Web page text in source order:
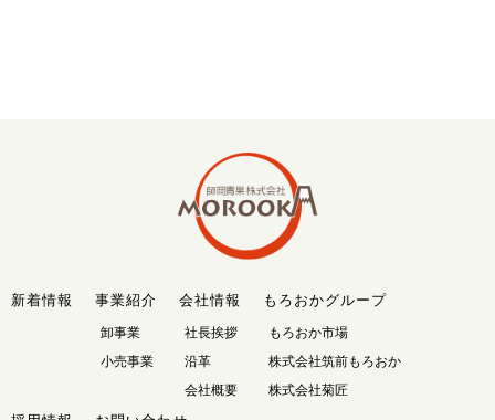
新着情報 事業紹介
卸事業
小売事業
会社情報
社長挨拶
沿革
会社概要
もろおかグループ
もろおか市場
株式会社筑前もろおか
株式会社菊匠